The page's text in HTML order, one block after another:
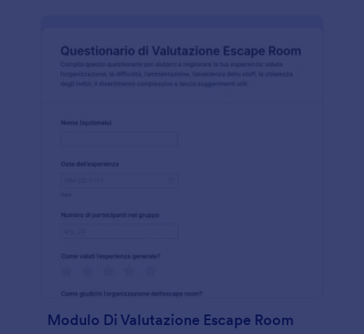
Modulo Di Valutazione Escape Room